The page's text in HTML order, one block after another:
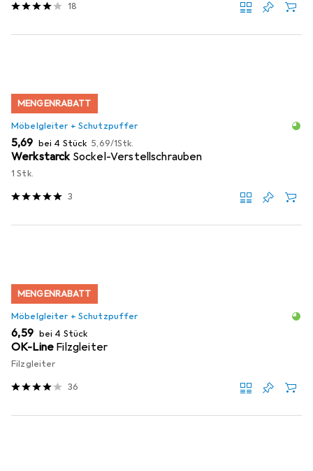
18
MENGENRABATT
Möbelgleiter + Schutzpuffer
EUR
5,69 bei 4 Stück EUR
5,69/1Stk.
Werkstarck Sockel-Verstellschrauben
1 Stk.
3
MENGENRABATT
Möbelgleiter + Schutzpuffer
EUR
6,59 bei 4 Stück
OK-Line Filzgleiter
Filzgleiter
36